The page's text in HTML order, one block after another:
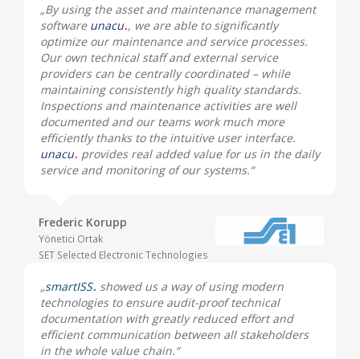
„By using the asset and maintenance management
software unacu , we are able to significantly
optimize our maintenance and service processes.
Our own technical staff and external service
providers can be centrally coordinated – while
maintaining consistently high quality standards.
Inspections and maintenance activities are well
documented and our teams work much more
efficiently thanks to the intuitive user interface.
unacu provides real added value for us in the daily
service and monitoring of our systems.“
Frederic Korupp
Yönetici Ortak
SET Selected Electronic Technologies
„smartISS showed us a way of using modern
technologies to ensure audit-proof technical
documentation with greatly reduced effort and
efficient communication between all stakeholders
in the whole value chain.“